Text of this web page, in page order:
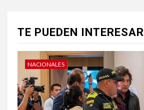
TE PUEDEN INTERESAR
NACIONALES